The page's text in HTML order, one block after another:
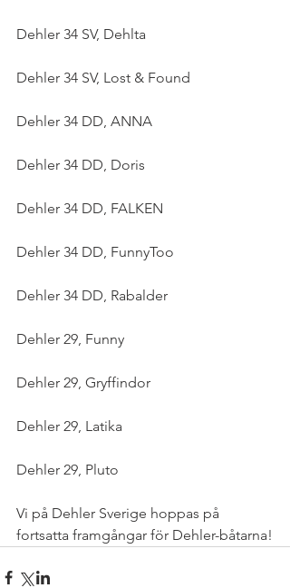
Dehler 34 SV, Dehlta
Dehler 34 SV, Lost & Found
Dehler 34 DD, ANNA
Dehler 34 DD, Doris
Dehler 34 DD, FALKEN
Dehler 34 DD, FunnyToo
Dehler 34 DD, Rabalder
Dehler 29, Funny
Dehler 29, Gryffindor
Dehler 29, Latika
Dehler 29, Pluto
Vi på Dehler Sverige hoppas på
fortsatta framgångar för Dehler-båtarna!